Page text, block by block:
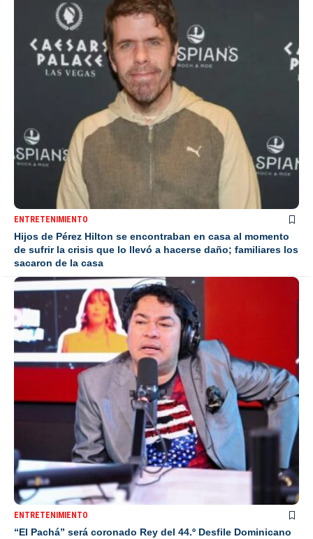
ENTRETENIMIENTO
Hijos de Pérez Hilton se encontraban en casa al momento
de sufrir la crisis que lo llevó a hacerse daño; familiares los
sacaron de la casa
ENTRETENIMIENTO
“El Pachá” será coronado Rey del 44.º Desfile Dominicano